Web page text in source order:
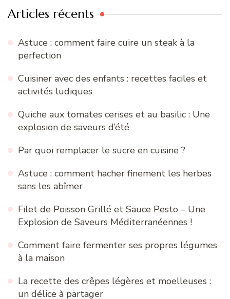
Articles récents
Astuce : comment faire cuire un steak à la
perfection
Cuisiner avec des enfants : recettes faciles et
activités ludiques
Quiche aux tomates cerises et au basilic : Une
explosion de saveurs d’été
Par quoi remplacer le sucre en cuisine ?
Astuce : comment hacher finement les herbes
sans les abîmer
Filet de Poisson Grillé et Sauce Pesto – Une
Explosion de Saveurs Méditerranéennes !
Comment faire fermenter ses propres légumes
à la maison
La recette des crêpes légères et moelleuses :
un délice à partager